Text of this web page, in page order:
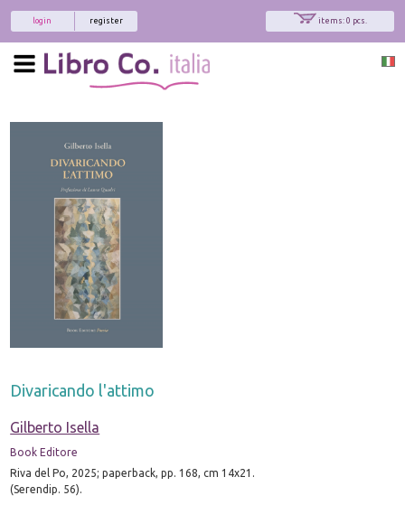
items: 0 pcs.
register
login
Divaricando l'attimo
Gilberto Isella
Book Editore
Riva del Po, 2025; paperback, pp. 168, cm 14x21.
(Serendip. 56).